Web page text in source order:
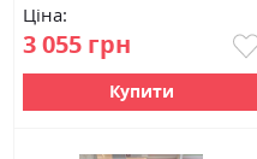
Ціна:
3 055 грн
Купити